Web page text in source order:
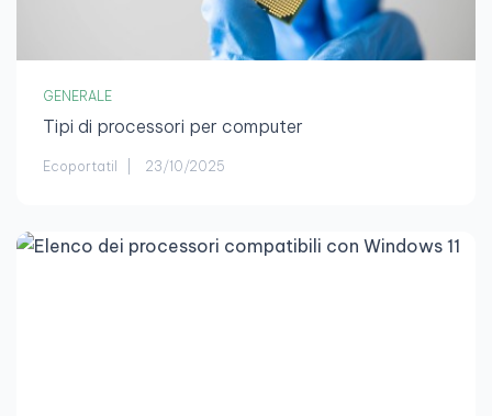
GENERALE
Tipi di processori per computer
Ecoportatil 23/10/2025